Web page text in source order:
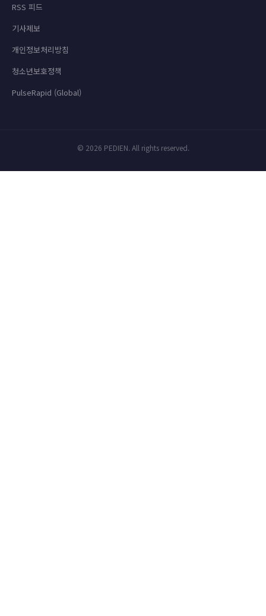
RSS 피드
기사제보
개인정보처리방침
청소년보호정책
PulseRapid (Global)
© 2026 PEDIEN. All rights reserved.